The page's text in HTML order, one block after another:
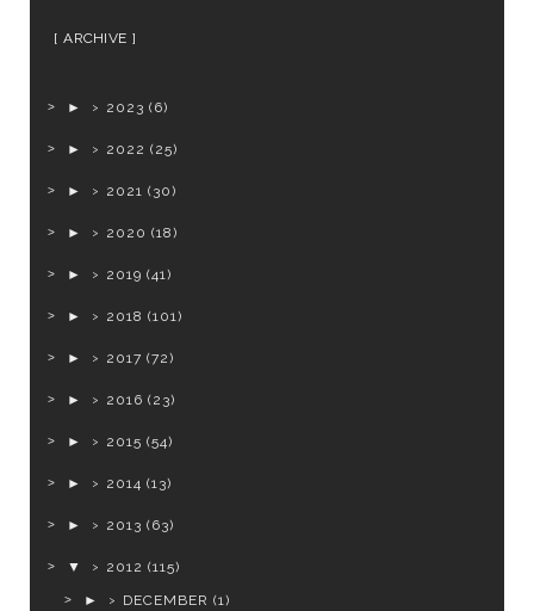
ARCHIVE
► 2023 (6)
► 2022 (25)
► 2021 (30)
► 2020 (18)
► 2019 (41)
► 2018 (101)
► 2017 (72)
► 2016 (23)
► 2015 (54)
► 2014 (13)
► 2013 (63)
▼ 2012 (115)
►
DECEMBER (1)